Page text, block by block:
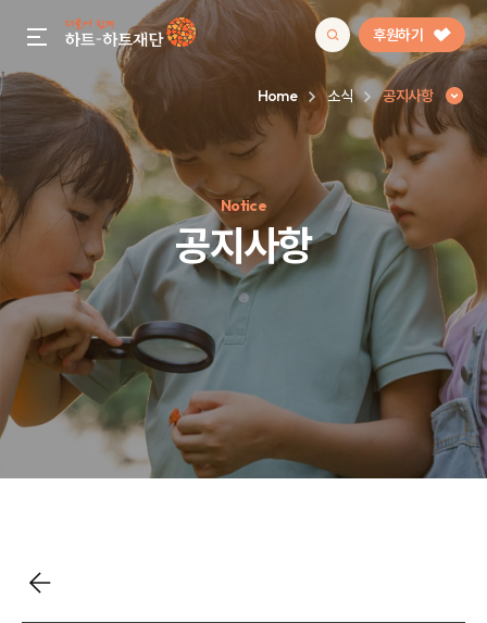
gnb menu open 후원하기
인기 키워드
#정기후원#하트플레이스#캠페인#팬덤후원
Home 소식 공지사항
Notice
공지사항